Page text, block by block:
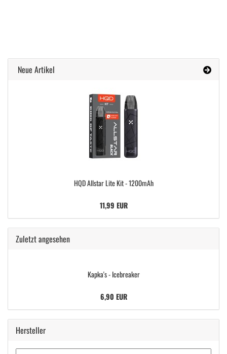
Neue Artikel
HQD Allstar Lite Kit - 1200mAh
11,99 EUR
Zuletzt angesehen
Kapka's - Icebreaker
6,90 EUR
Hersteller